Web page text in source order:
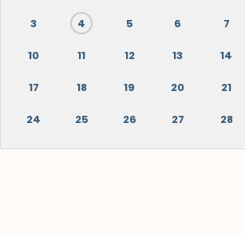
3 4 5 6 7
10 11 12 13 14
17 18 19 20 21
24 25 26 27 28